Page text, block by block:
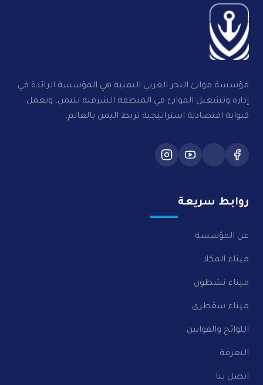
مؤسسة موانئ البحر العربي اليمنية هي المؤسسة الرائدة في
إدارة وتشغيل الموانئ في المنطقة الشرقية لليمن، وتعمل
كبوابة اقتصادية استراتيجية تربط اليمن بالعالم.
روابط سريعة
عن المؤسسة
ميناء المكلا
ميناء نشطون
ميناء سقطرى
اللوائح والقوانين
التعرفة
اتصل بنا